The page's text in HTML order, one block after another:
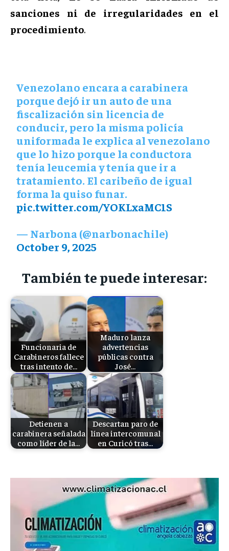
sanciones ni de irregularidades en el
procedimiento.
Venezolano encara a carabinera
porque dejó ir un auto de una
fiscalización sin licencia de
conducir, pero la misma policía
uniformada le explica al venezolano
que lo hizo porque la conductora
tenía leucemia y tenía que ir a
tratamiento. El caribeño de igual
forma la quiso funar.
pic.twitter.com/YOKLxaMC1S
— Narbona (@narbonachile)
October 9, 2025
También te puede interesar:
Funcionaria de
Carabineros fallece
tras intento de…
Maduro lanza
advertencias
públicas contra
José…
Detienen a
carabinera señalada
como líder de la…
Descartan paro de
línea intercomunal
en Curicó tras…